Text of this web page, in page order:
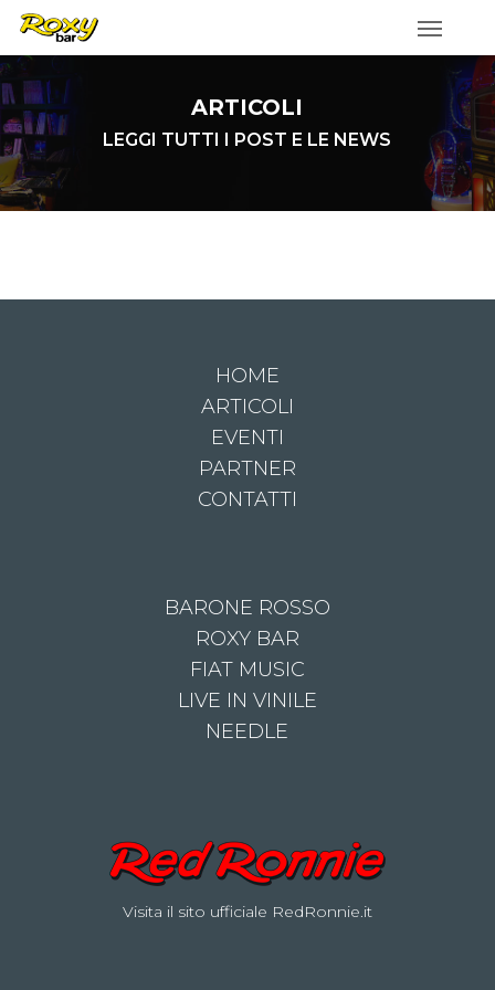
Skip
main
content
ARTICOLI
LEGGI TUTTI I POST E LE NEWS
HOME
ARTICOLI
EVENTI
PARTNER
CONTATTI
BARONE ROSSO
ROXY BAR
FIAT MUSIC
LIVE IN VINILE
NEEDLE
Visita il sito ufficiale RedRonnie.it